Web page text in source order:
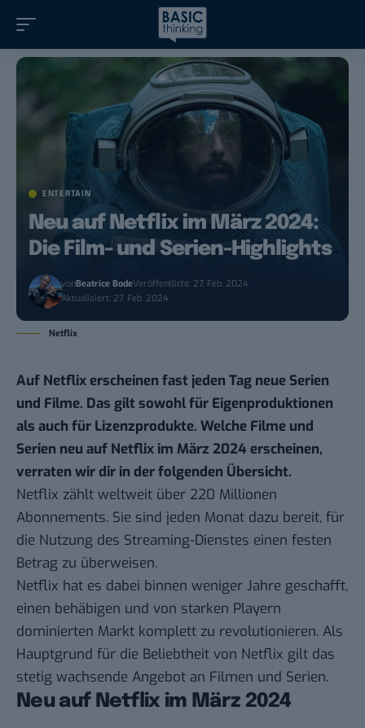
ENTERTAIN
Neu auf Netflix im März 2024:
Die Film- und Serien-Highlights
vonBeatrice BodeVeröffentlicht: 27. Feb. 2024
Aktualisiert: 27. Feb. 2024
Netflix
Auf Netflix erscheinen fast jeden Tag neue Serien
und Filme. Das gilt sowohl für Eigenproduktionen
als auch für Lizenzprodukte. Welche Filme und
Serien neu auf Netflix im März 2024 erscheinen,
verraten wir dir in der folgenden Übersicht.
Netflix zählt weltweit über 220 Millionen
Abonnements. Sie sind jeden Monat dazu bereit, für
die Nutzung des Streaming-Dienstes einen festen
Betrag zu überweisen.
Netflix hat es dabei binnen weniger Jahre geschafft,
einen behäbigen und von starken Playern
dominierten Markt komplett zu revolutionieren. Als
Hauptgrund für die Beliebtheit von Netflix gilt das
stetig wachsende Angebot an Filmen und Serien.
Neu auf Netflix im März 2024